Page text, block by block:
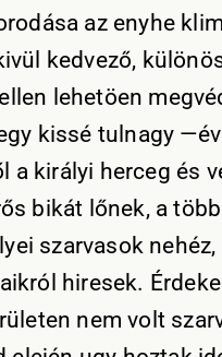
az enyhe
kedvező,
lehetöen
kissé tulnagy
a királyi herceg és
bikát lőnek, a
szarvasok
hiresek.
nem volt